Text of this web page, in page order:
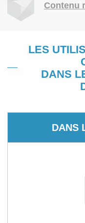
Contenu
LES
DANS
DANS